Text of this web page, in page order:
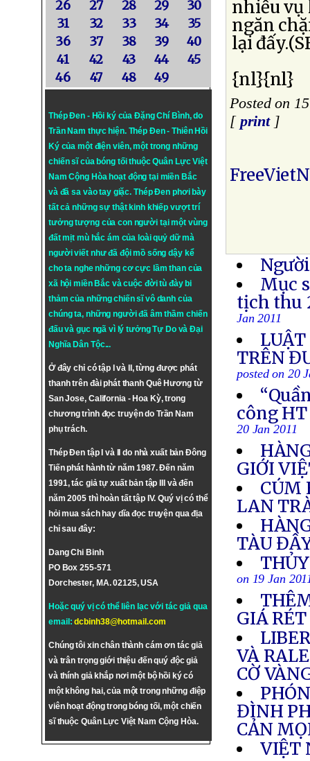
26
27 28 29
30
31
32 33 34
35
36
37 38 39
40
41
42 43 44
45
46
47 48 49
Thép Đen - Hồi ký của Đặng Chí Bình, do
Trần Nam thực hiện. Thép Đen- Thiên Hồi
Ký của một điện viên, một trong những
chiến sĩ của bóng tối thuộc Quân Lực Việt
Nam Cộng Hòa hoạt động tại miền Bắc
và đã sa vào tay giặc. Thép Đen phơi bày
tất cả những sự thật kinh khiếp vượt trí
tưởng tượng của con người tại một vùng
đất mịt mù hắc ám của loài quỷ dữ mà
người viết như đã đội mồ sống dậy kể
cho ta nghe những cơ cực lầm than của
xã hội miền Bắc và cuộc đời tù đày bi
thảm của những chiến sĩ vô danh của
chúng ta, những người đã âm thầm chiến
đấu và gục ngã vì lý tưởngTự DovàĐại
Nghĩa Dân Tộc...
Ở đây chỉ có tập I và II, từng được phát
thanh trên đài phát thanh Quê Hương từ
San Jose, California - Hoa Kỳ, trong
chương trình đọc truyện do Trần Nam
phụ trách.
Thép Đen tập I và II do nhà xuất bản Đông
Tiến phát hành từ năm 1987. Đến năm
1991, tác giả tự xuất bản tập III và đến
năm 2005 thì hoàn tất tập IV. Quý vị có thể
hỏi mua sách hay dĩa đọc truyện qua địa
chỉ sau đây:
Dang Chi Binh
PO Box 255-571
Dorchester, MA. 02125, USA
Hoặc quý vị có thể liên lạc với tác giả qua
email:dcbinh38@hotmail.com
Chúng tôi xin chân thành cám ơn tác giả
và trân trọng giới thiệu đến quý độc giả
và thính giả khắp nơi một bộ hồi ký có
một không hai, của một trong những điệp
viên hoạt động trong bóng tối, một chiến
sĩ thuộc Quân Lực Việt Nam Cộng Hòa.
nhiều vụ
ngăn
lại
{nl}{nl}
Posted on
[ print]
Mục
tịch thu
Jan 2011
TRÊN
posted on 20
công
20 Jan 2011
GIỚI
CÚM
LAN
TÀU
on 19 Jan
GIÁ
VÀ
CỜ
ĐÌNH
CẢN
VIỆT